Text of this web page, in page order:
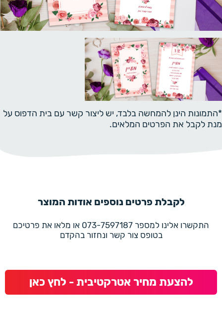
*התמונות הינן להמחשה בלבד, יש ליצור קשר עם בית הדפוס על
מנת לקבל את הפרטים המלאים.
לקבלת פרטים נוספים אודות המוצר
התקשרו אלינו למספר 073-7597187 או מלאו את פרטיכם
בטופס צור קשר ונחזור בהקדם
להצעת מחיר אטרקטיבית - לחץ כאן